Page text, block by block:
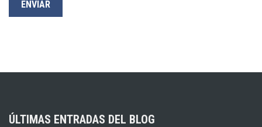
ÚLTIMAS ENTRADAS DEL BLOG